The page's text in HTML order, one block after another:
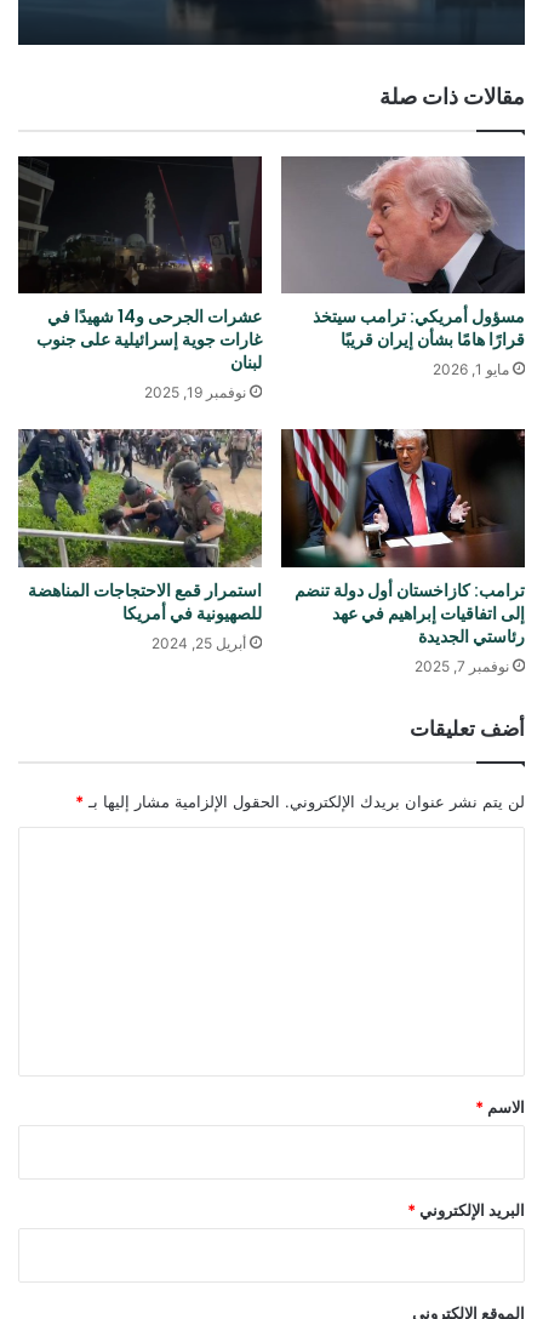
مقالات ذات صلة
مسؤول أمريكي: ترامب سيتخذ
قرارًا هامًا بشأن إيران قريبًا
مايو 1, 2026
عشرات الجرحى و14 شهيدًا في
غارات جوية إسرائيلية على جنوب
لبنان
نوفمبر 19, 2025
ترامب: كازاخستان أول دولة تنضم
إلى اتفاقيات إبراهيم في عهد
رئاستي الجديدة
نوفمبر 7, 2025
استمرار قمع الاحتجاجات المناهضة
للصهيونية في أمريكا
أبريل 25, 2024
أضف تعليقات
لن يتم نشر عنوان بريدك الإلكتروني. الحقول الإلزامية مشار إليها بـ *
*
الاسم *
البريد الإلكتروني *
الموقع الإلكتروني